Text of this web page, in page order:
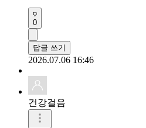
0
답글 쓰기
2026.07.06 16:46
건강걸음